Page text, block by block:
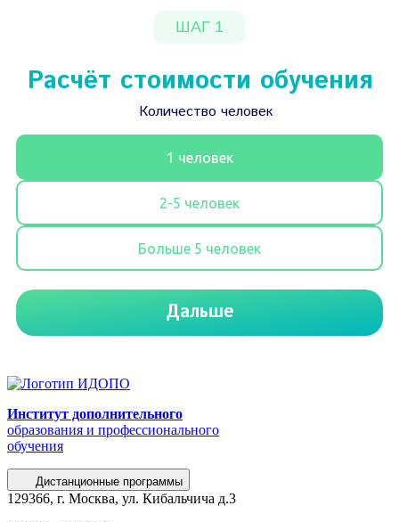
Институт дополнительного
образования и профессионального
обучения
Дистанционные программы
129366, г. Москва, ул. Кибальчича д.3